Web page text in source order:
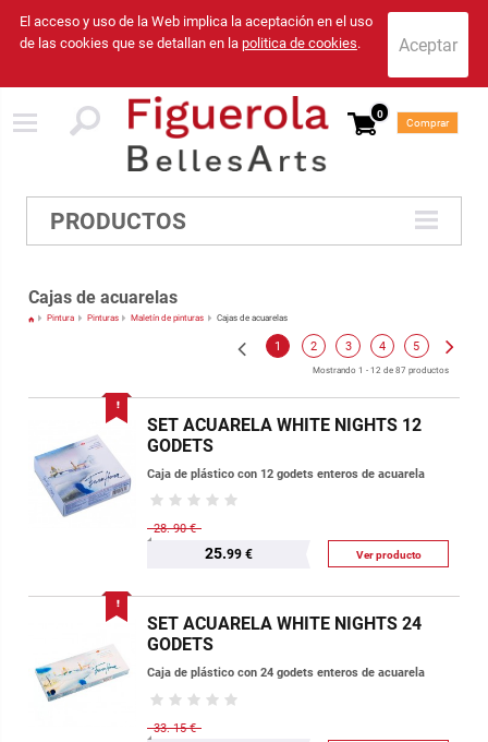
El acceso y uso de la Web implica la aceptación en el uso
de las cookies que se detallan en la politica de cookies.
0
Comprar
PRODUCTOS
Cajas de acuarelas
Pintura Pinturas Maletín de pinturas Cajas de acuarelas
Mostrando 1 - 12 de 87 productos
1 2 3 4 5
SET ACUARELA WHITE NIGHTS 12
GODETS
Caja de plástico con 12 godets enteros de acuarela
28.90 €
25.99 € Ver producto
SET ACUARELA WHITE NIGHTS 24
GODETS
Caja de plástico con 24 godets enteros de acuarela
33.15 €